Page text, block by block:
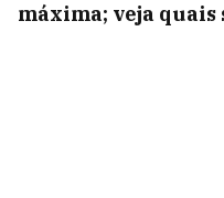
máxima; veja quais